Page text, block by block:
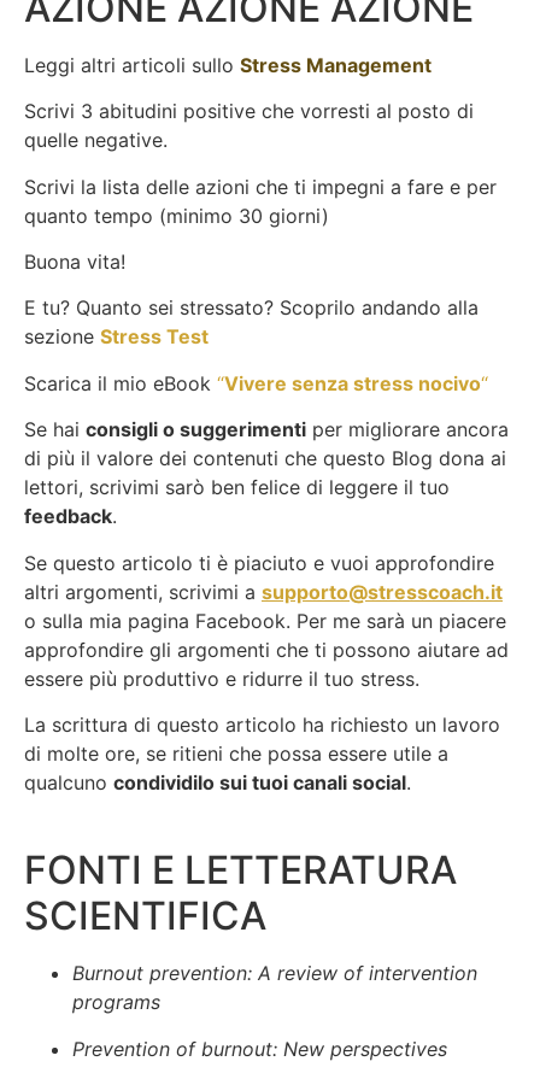
Leggi altri articoli sullo Stress Management
Scrivi 3 abitudini positive che vorresti al posto di
quelle negative.
Scrivi la lista delle azioni che ti impegni a fare e per
quanto tempo (minimo 30 giorni)
Buona vita!
E tu? Quanto sei stressato? Scoprilo andando alla
sezione Stress Test
Scarica il mio eBook “Vivere senza stress nocivo“
Se hai consigli o suggerimenti per migliorare ancora
di più il valore dei contenuti che questo Blog dona ai
lettori, scrivimi sarò ben felice di leggere il tuo
feedback.
Se questo articolo ti è piaciuto e vuoi approfondire
altri argomenti, scrivimi a supporto@stresscoach.it
o sulla mia pagina Facebook. Per me sarà un piacere
approfondire gli argomenti che ti possono aiutare ad
essere più produttivo e ridurre il tuo stress.
La scrittura di questo articolo ha richiesto un lavoro
di molte ore, se ritieni che possa essere utile a
qualcuno condividilo sui tuoi canali social.
FONTI E LETTERATURA
SCIENTIFICA
Burnout prevention: A review of intervention
programs
Prevention of burnout: New perspectives